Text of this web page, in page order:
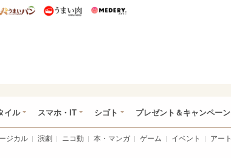
ー特集
うまいめし うまいパン うまい肉
イル スマホ・IT シゴト プレゼント＆キャンペーン
ジカル 演劇 ニコ動 本・マンガ ゲーム イベント アート